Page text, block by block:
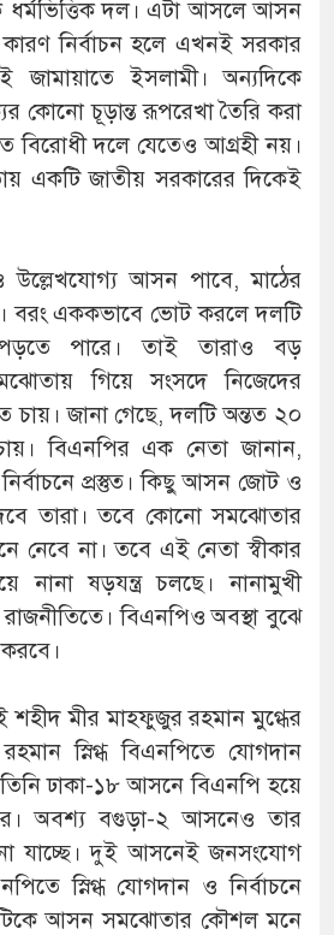
ধর্মভিত্তিক দল। এটা আসলে আসন
নির্বাচন হলে এখনই সরকার
জামায়াতে ইসলামী। অন্যদিকে
কোনো চূড়ান্ত রূপরেখা তৈরি করা
বিরোধী দলে যেতেও আগ্রহী নয়।
একটি জাতীয় সরকারের দিকেই
উল্লেখযোগ্য আসন পাবে, মাঠের
বরং এককভাবে ভোট করলে দলটি
পড়তে পারে। তাই তারাও বড়
গিয়ে সংসদে নিজেদের
চায়। জানা গেছে, দলটি অন্তত ২০
বিএনপির এক নেতা জানান,
প্রস্তুত। কিছু আসন জোট ও
তারা। তবে কোনো সমঝোতার
নেবে না। তবে এই নেতা স্বীকার
নানা ষড়যন্ত্র চলছে। নানামুখী
বিএনপিও অবস্থা বুঝে
শহীদ মীর মাহফুজুর রহমান মুগ্ধের
স্নিগ্ধ বিএনপিতে যোগদান
ঢাকা-১৮ আসনে বিএনপি হয়ে
অবশ্য বগুড়া-২ আসনেও তার
যাচ্ছে। দুই আসনেই জনসংযোগ
স্নিগ্ধ যোগদান ও নির্বাচনে
আসন সমঝোতার কৌশল মনে